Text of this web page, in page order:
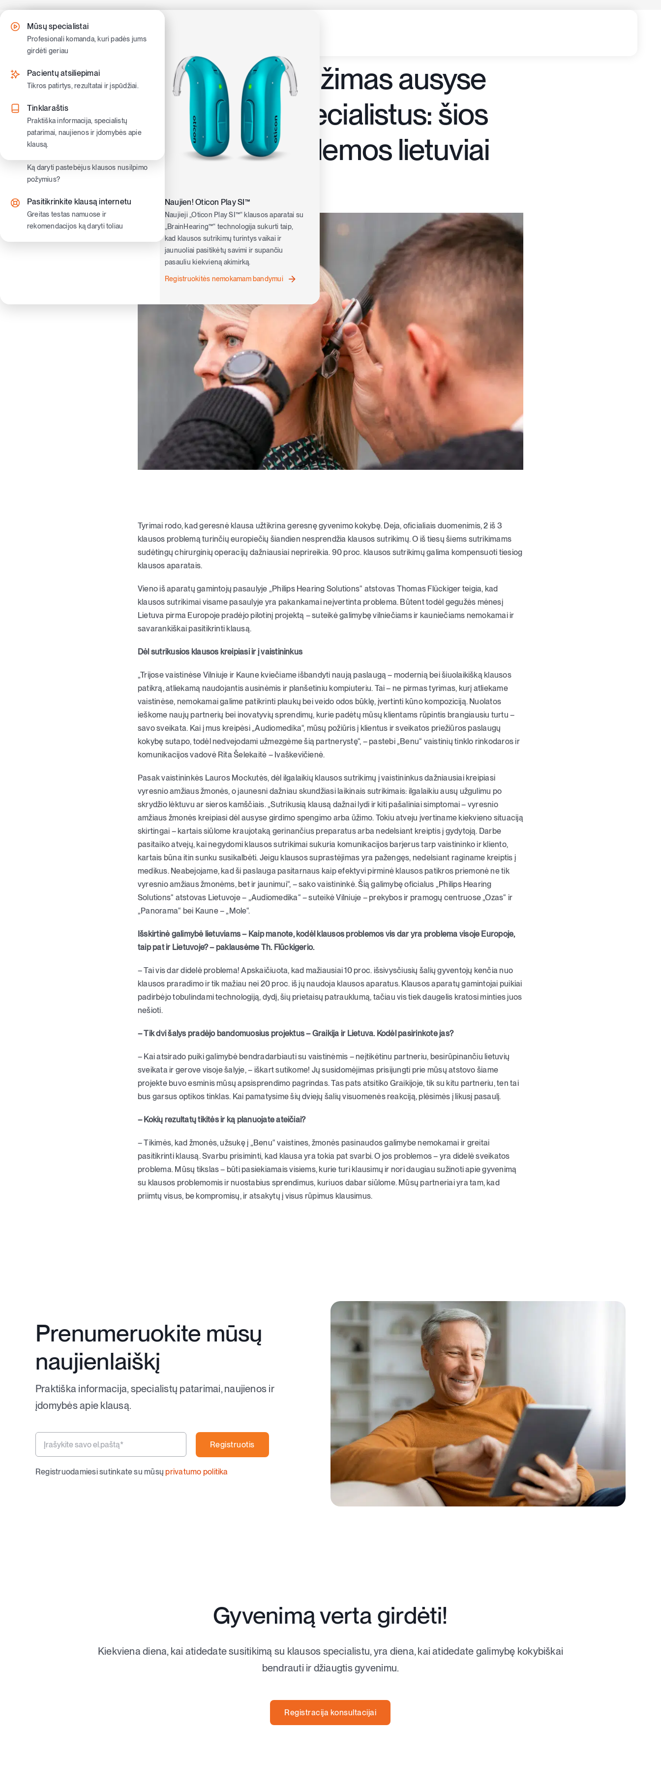
to
content
Spengimas ir ūžimas ausyse
atgena pas specialistus: šios
sveikatos problemos lietuviai
Tyrimai rodo, kad geresnė klausa užtikrina geresnę gyvenimo kokybę. Deja, oficialiais duomenimis, 2 iš 3
klausos problemą turinčių europiečių šiandien nesprendžia klausos sutrikimų. O iš tiesų šiems sutrikimams
sudėtingų chirurginių operacijų dažniausiai neprireikia. 90 proc. klausos sutrikimų galima kompensuoti tiesiog
klausos aparatais.
Vieno iš aparatų gamintojų pasaulyje „Philips Hearing Solutions“ atstovas Thomas Flückiger teigia, kad
klausos sutrikimai visame pasaulyje yra pakankamai neįvertinta problema. Būtent todėl gegužės mėnesį
Lietuva pirma Europoje pradėjo pilotinį projektą – suteikė galimybę vilniečiams ir kauniečiams nemokamai ir
savarankiškai pasitikrinti klausą.
Dėl sutrikusios klausos kreipiasi ir į vaistininkus
„Trijose vaistinėse Vilniuje ir Kaune kviečiame išbandyti naują paslaugą – modernią bei šiuolaikišką klausos
patikrą, atliekamą naudojantis ausinėmis ir planšetiniu kompiuteriu. Tai – ne pirmas tyrimas, kurį atliekame
vaistinėse, nemokamai galime patikrinti plaukų bei veido odos būklę, įvertinti kūno kompoziciją. Nuolatos
ieškome naujų partnerių bei inovatyvių sprendimų, kurie padėtų mūsų klientams rūpintis brangiausiu turtu –
savo sveikata. Kai į mus kreipėsi „Audiomedika“, mūsų požiūris į klientus ir sveikatos priežiūros paslaugų
kokybę sutapo, todėl nedvejodami užmezgėme šią partnerystę“, – pastebi „Benu“ vaistinių tinklo rinkodaros ir
komunikacijos vadovė Rita Šelekaitė – Ivaškevičienė.
Pasak vaistininkės Lauros Mockutės, dėl ilgalaikių klausos sutrikimų į vaistininkus dažniausiai kreipiasi
vyresnio amžiaus žmonės, o jaunesni dažniau skundžiasi laikinais sutrikimais: ilgalaikiu ausų užgulimu po
skrydžio lėktuvu ar sieros kamščiais. „Sutrikusią klausą dažnai lydi ir kiti pašaliniai simptomai – vyresnio
amžiaus žmonės kreipiasi dėl ausyse girdimo spengimo arba ūžimo. Tokiu atveju įvertiname kiekvieno situaciją
skirtingai – kartais siūlome kraujotaką gerinančius preparatus arba nedelsiant kreiptis į gydytoją. Darbe
pasitaiko atvejų, kai negydomi klausos sutrikimai sukuria komunikacijos barjerus tarp vaistininko ir kliento,
kartais būna itin sunku susikalbėti. Jeigu klausos suprastėjimas yra pažengęs, nedelsiant raginame kreiptis į
medikus. Neabejojame, kad ši paslauga pasitarnaus kaip efektyvi pirminė klausos patikros priemonė ne tik
vyresnio amžiaus žmonėms, bet ir jaunimui“, – sako vaistininkė. Šią galimybę oficialus „Philips Hearing
Solutions“ atstovas Lietuvoje – „Audiomedika“ – suteikė Vilniuje – prekybos ir pramogų centruose „Ozas“ ir
„Panorama“ bei Kaune – „Mole“.
Išskirtinė galimybė lietuviams – Kaip manote, kodėl klausos problemos vis dar yra problema visoje Europoje,
taip pat ir Lietuvoje? – paklausėme Th. Flückigerio.
– Tai vis dar didelė problema! Apskaičiuota, kad mažiausiai 10 proc. išsivysčiusių šalių gyventojų kenčia nuo
klausos praradimo ir tik mažiau nei 20 proc. iš jų naudoja klausos aparatus. Klausos aparatų gamintojai puikiai
padirbėjo tobulindami technologiją, dydį, šių prietaisų patrauklumą, tačiau vis tiek daugelis kratosi minties juos
nešioti.
– Tik dvi šalys pradėjo bandomuosius projektus – Graikija ir Lietuva. Kodėl pasirinkote jas?
– Kai atsirado puiki galimybė bendradarbiauti su vaistinėmis – neįtikėtinu partneriu, besirūpinančiu lietuvių
sveikata ir gerove visoje šalyje, – iškart sutikome! Jų susidomėjimas prisijungti prie mūsų atstovo šiame
projekte buvo esminis mūsų apsisprendimo pagrindas. Tas pats atsitiko Graikijoje, tik su kitu partneriu, ten tai
bus garsus optikos tinklas. Kai pamatysime šių dviejų šalių visuomenės reakciją, plėsimės į likusį pasaulį.
– Kokių rezultatų tikitės ir ką planuojate ateičiai?
– Tikimės, kad žmonės, užsukę į „Benu“ vaistines, žmonės pasinaudos galimybe nemokamai ir greitai
pasitikrinti klausą. Svarbu prisiminti, kad klausa yra tokia pat svarbi. O jos problemos – yra didelė sveikatos
problema. Mūsų tikslas – būti pasiekiamais visiems, kurie turi klausimų ir nori daugiau sužinoti apie gyvenimą
su klausos problemomis ir nuostabius sprendimus, kuriuos dabar siūlome. Mūsų partneriai yra tam, kad
priimtų visus, be kompromisų, ir atsakytų į visus rūpimus klausimus.
Prenumeruokite mūsų
naujienlaiškį
Praktiška informacija, specialistų patarimai, naujienos ir
įdomybės apie klausą.
Registruotis
Registruodamiesi sutinkate su mūsųprivatumo politika
Gyvenimą verta girdėti!
Kiekviena diena, kai atidedate susitikimą su klausos specialistu, yra diena, kai atidedate galimybę kokybiškai
bendrauti ir džiaugtis gyvenimu.
Registracija konsultacijai
Kaip gauti klausos aparatus
Sužinokite kaip pasinaudoti valstybine
kompensacija ir gauti nemokamus
Klausos aparatų tipai
Moderniausi klausos aparatai
Oticon ir Philips aparatai
Priedai patogumui, priežiūrai ir
geresniam girdėjimui kasdien
Naujien! Oticon Play SI™
Naujieji „Oticon Play SI™“ klausos aparatai su
„BrainHearing™“ technologija sukurti taip,
kad klausos sutrikimų turintys vaikai ir
jaunuoliai pasitikėtų savimi ir supančiu
pasauliu kiekvieną akimirką.
Registruokitės nemokamam bandymui
Klausos nusilpimo simptomai
Atpažinkite pirmuosius ženklus ir
pradėkite veikti laiku.
Klausos nusilpimo tipai
Sužinokite skirtumus ir ką jie reiškia
Gyvenimas su nusilpusia klausa
Patarimai kasdienybei, bendravimui ir
pasitikėjimui savimi
Ką daryti pastebėjus klausos nusilpimo
požymius?
Pasitikrinkite klausą internetu
Greitas testas namuose ir
rekomendacijos ką daryti toliau
Mūsų specialistai
Profesionali komanda, kuri padės jums
girdėti geriau
Pacientų atsiliepimai
Tikros patirtys, rezultatai ir įspūdžiai.
Tinklaraštis
Praktiška informacija, specialistų
patarimai, naujienos ir įdomybės apie
klausą.